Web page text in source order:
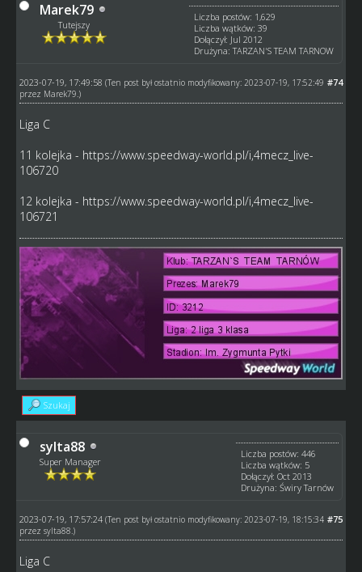
Marek79
Tutejszy
Liczba postów: 1,629
Liczba wątków: 39
Dołączył: Jul 2012
Drużyna: TARZAN'S TEAM TARNOW
#74
2023-07-19, 17:49:58 (Ten post był ostatnio modyfikowany: 2023-07-19, 17:52:49
przez Marek79 .)
Liga C
11 kolejka - https://www.speedway-world.pl/i,4mecz_live-
106720
12 kolejka - https://www.speedway-world.pl/i,4mecz_live-
106721
Szukaj
sylta88
Super Manager
Liczba postów: 446
Liczba wątków: 5
Dołączył: Oct 2013
Drużyna: Świry Tarnów
#75
2023-07-19, 17:57:24 (Ten post był ostatnio modyfikowany: 2023-07-19, 18:15:34
przez sylta88 .)
Liga C